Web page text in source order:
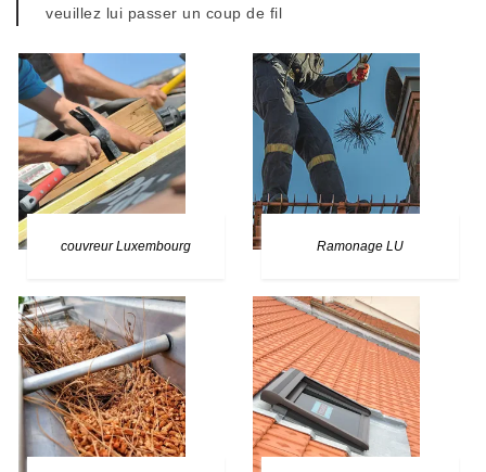
veuillez lui passer un coup de fil
couvreur Luxembourg Ramonage LU